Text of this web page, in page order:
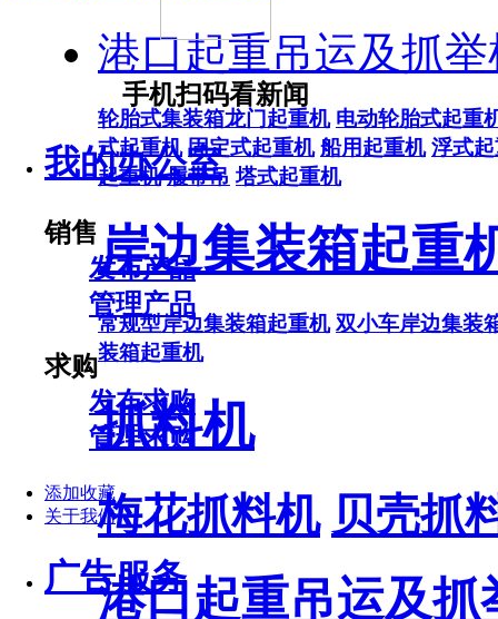
手机扫码看新闻
我的办公室
销售
发布产品
管理产品
求购
发布求购
管理求购
添加收藏
关于我们
广告服务
港口起重吊运及抓
轮胎式集装箱龙门起重机 电动轮胎式起重
式起重机 固定式起重机 船用起重机 浮式
起重机 履带吊 塔式起重机
岸边集装箱起重
常规型岸边集装箱起重机 双小车岸边集装
装箱起重机
抓料机
梅花抓料机 贝壳抓
港口起重吊运及抓